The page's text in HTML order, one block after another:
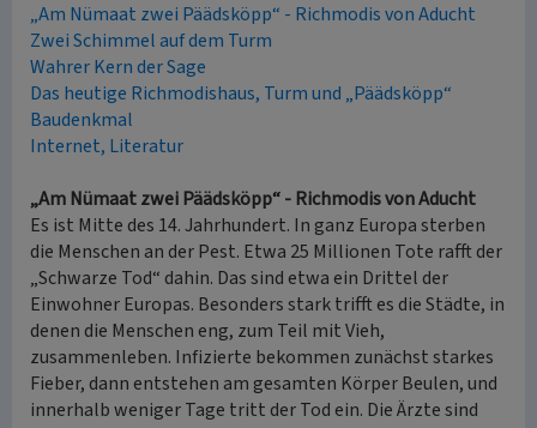
„Am Nümaat zwei Päädsköpp“ - Richmodis von Aducht
Zwei Schimmel auf dem Turm
Wahrer Kern der Sage
Das heutige Richmodishaus, Turm und „Päädsköpp“
Baudenkmal
Internet, Literatur
„Am Nümaat zwei Päädsköpp“ - Richmodis von Aducht
Es ist Mitte des 14. Jahrhundert. In ganz Europa sterben
die Menschen an der Pest. Etwa 25 Millionen Tote rafft der
„Schwarze Tod“ dahin. Das sind etwa ein Drittel der
Einwohner Europas. Besonders stark trifft es die Städte, in
denen die Menschen eng, zum Teil mit Vieh,
zusammenleben. Infizierte bekommen zunächst starkes
Fieber, dann entstehen am gesamten Körper Beulen, und
innerhalb weniger Tage tritt der Tod ein. Die Ärzte sind